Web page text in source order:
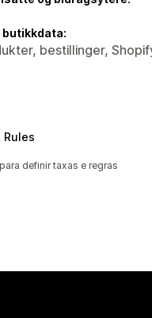
butikkdata:
bestillinger,
Rules
definir taxas e regras